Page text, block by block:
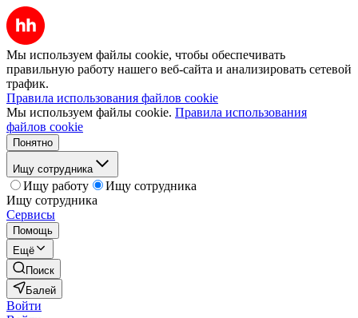
Мы используем файлы cookie, чтобы обеспечивать
правильную работу нашего веб-сайта и анализировать сетевой
трафик.
Правила использования файлов cookie
Мы используем файлы cookie. Правила использования
файлов cookie
Понятно
Ищу сотрудника
Ищу работу
Ищу сотрудника
Ищу сотрудника
Сервисы
Помощь
Ещё
Поиск
Балей
Войти